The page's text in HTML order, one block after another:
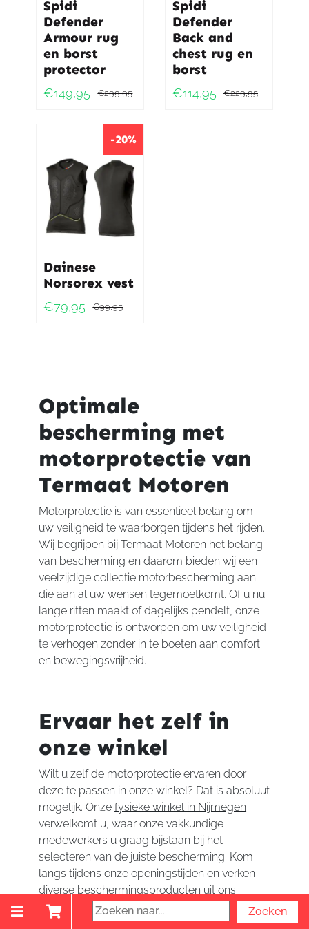
Spidi
Defender
Armour rug
en borst
protector
€299,95
Oorspronkelijke
prijs
was:
€299,95.
€149,95
Huidige
prijs
is:
€149,95.
Spidi
Defender
Back and
chest rug en
borst
€229,95
€114,95
-20%
Dainese
Norsorex vest
€99,95
€79,95
Optimale
bescherming met
motorprotectie van
Termaat Motoren
Motorprotectie is van essentieel belang om
uw veiligheid te waarborgen tijdens het rijden.
Wij begrijpen bij Termaat Motoren het belang
van bescherming en daarom bieden wij een
veelzijdige collectie motorbescherming aan
die aan al uw wensen tegemoetkomt. Of u nu
lange ritten maakt of dagelijks pendelt, onze
motorprotectie is ontworpen om uw veiligheid
te verhogen zonder in te boeten aan comfort
en bewegingsvrijheid.
Ervaar het zelf in
onze winkel
Wilt u zelf de motorprotectie ervaren door
deze te passen in onze winkel? Dat is absoluut
mogelijk. Onzefysieke winkel in Nijmegen
verwelkomt u, waar onze vakkundige
medewerkers u graag bijstaan bij het
selecteren van de juiste bescherming. Kom
langs tijdens onze openingstijden en verken
diverse beschermingsproducten uit ons
assortiment. Bekijk online welke
motorprotectie beschikbaar is op onze